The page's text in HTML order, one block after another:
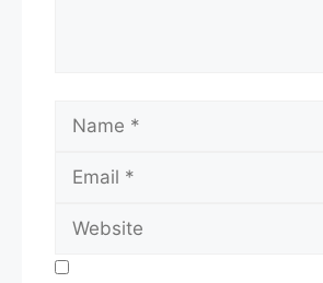
Name
Email
Website